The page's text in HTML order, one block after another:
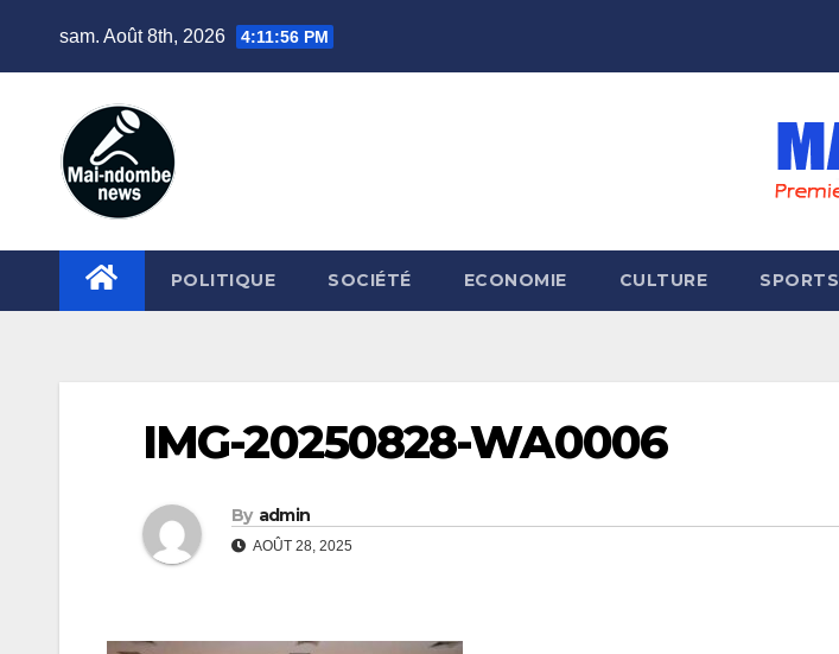
sam. Août 8th, 2026 4:11:57 PM
POLITIQUE SOCIÉTÉ ECONOMIE CULTURE SPORTS
IMG-20250828-WA0006
By admin
AOÛT 28, 2025